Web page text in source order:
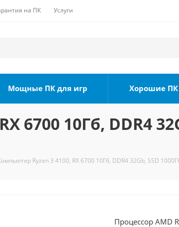
на ПК Услуги
Мощные ПК для игр Хорошие ПК
6700 10Гб, DDR4
Ryzen 3 4100, RX 6700 10Гб, DDR4 32Gb, SSD
Процессор AMD